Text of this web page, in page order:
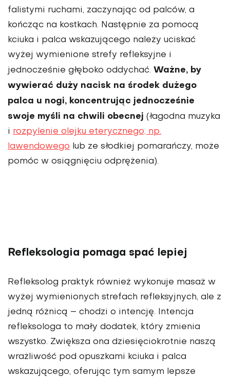
falistymi ruchami, zaczynając od palców, a
kończąc na kostkach. Następnie za pomocą
kciuka i palca wskazującego należy uciskać
wyżej wymienione strefy refleksyjne i
jednocześnie głęboko oddychać. Ważne, by
wywierać duży nacisk na środek dużego
palca u nogi, koncentrując jednocześnie
swoje myśli na chwili obecnej (łagodna muzyka
i rozpylenie olejku eterycznego, np.
lawendowego lub ze słodkiej pomarańczy, może
pomóc w osiągnięciu odprężenia).
Refleksologia pomaga spać lepiej
Refleksolog praktyk również wykonuje masaż w
wyżej wymienionych strefach refleksyjnych, ale z
jedną różnicą – chodzi o intencję. Intencja
refleksologa to mały dodatek, który zmienia
wszystko. Zwiększa ona dziesięciokrotnie naszą
wrażliwość pod opuszkami kciuka i palca
wskazującego, oferując tym samym lepsze